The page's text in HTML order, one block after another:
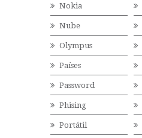
Nokia
Nube
Olympus
Países
Password
Phising
Portátil